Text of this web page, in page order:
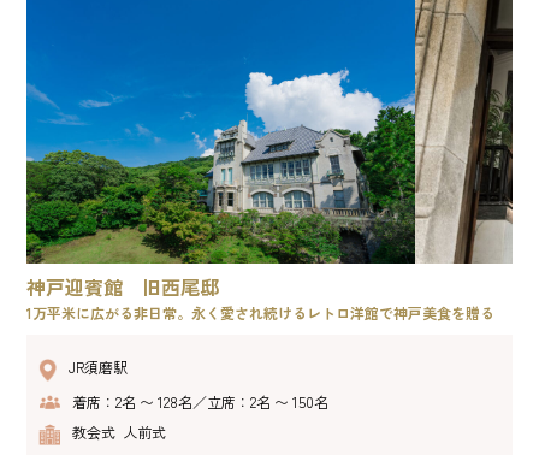
神戸迎賓館 旧西尾邸
1万平米に広がる非日常。永く愛され続けるレトロ洋館で神戸美食を贈る
JR須磨駅
着席：2名 〜 128名／立席：2名 〜 150名
教会式 人前式